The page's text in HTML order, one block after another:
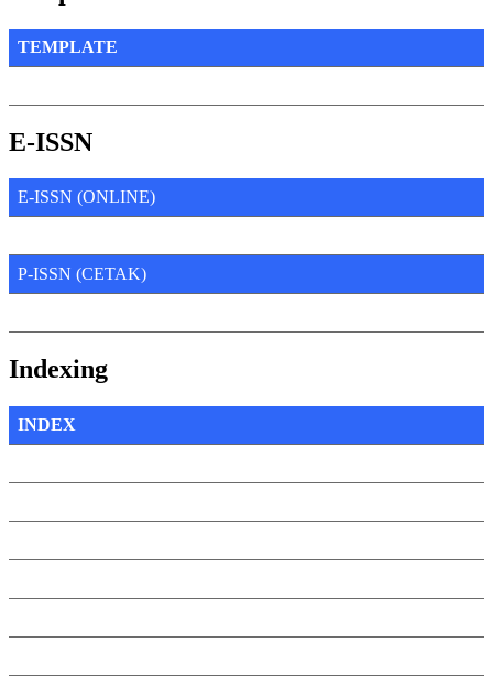
TEMPLATE
E-ISSN
E-ISSN (ONLINE)
P-ISSN (CETAK)
Indexing
INDEX